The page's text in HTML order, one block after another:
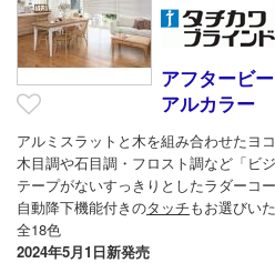
アフタービ
アルカラー
アルミスラットと木を組み合わせたヨコ
木目調や石目調・フロスト調など「ビ
テープがないすっきりとしたラダーコー
自動降下機能付きのタッチもお選びい
全18色
2024年5月1日新発売